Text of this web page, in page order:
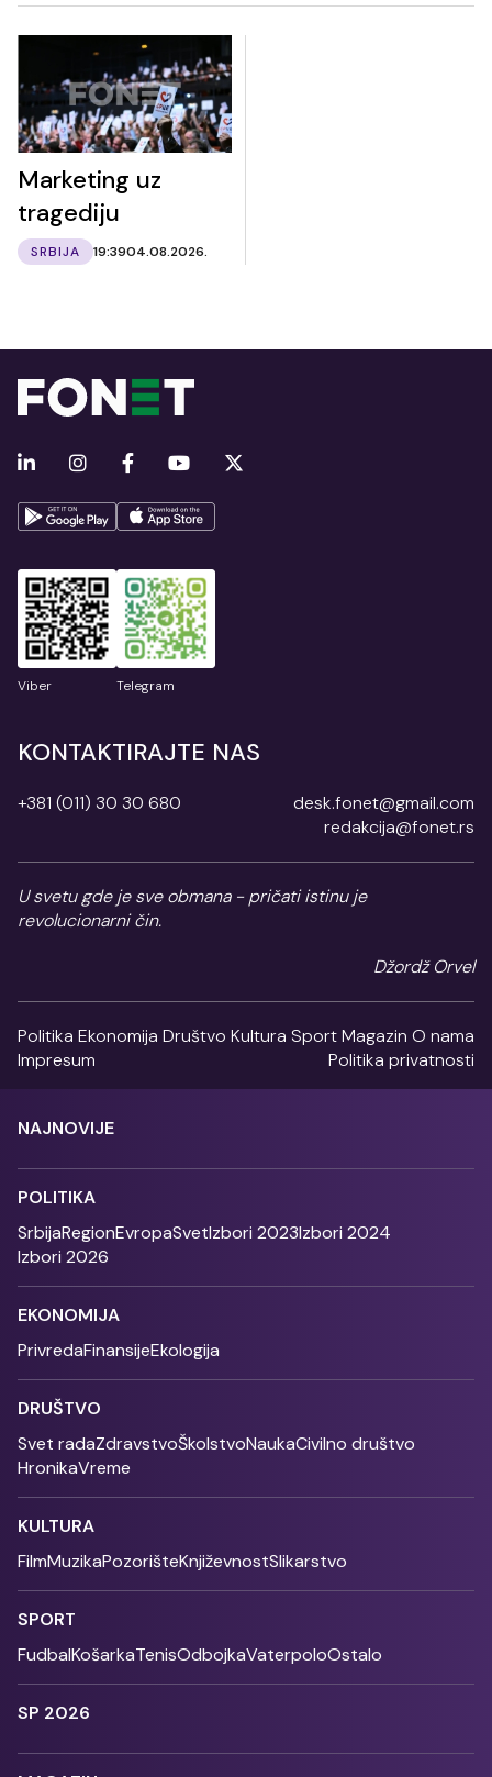
Marketing uz
tragediju
SRBIJA 19:3904.08.2026.
Viber Telegram
KONTAKTIRAJTE NAS
+381 (011) 30 30 680
desk.fonet@gmail.com
redakcija@fonet.rs
U svetu gde je sve obmana - pričati istinu je
revolucionarni čin.
Džordž Orvel
Politika Ekonomija Društvo Kultura SportMagazin O nama
Impresum
Politika privatnosti
NAJNOVIJE
POLITIKA
SrbijaRegionEvropaSvetIzbori 2023Izbori 2024
Izbori 2026
EKONOMIJA
PrivredaFinansijeEkologija
DRUŠTVO
Svet radaZdravstvoŠkolstvoNaukaCivilno društvo
HronikaVreme
KULTURA
FilmMuzikaPozorišteKnjiževnostSlikarstvo
SPORT
FudbalKošarkaTenisOdbojkaVaterpoloOstalo
SP 2026